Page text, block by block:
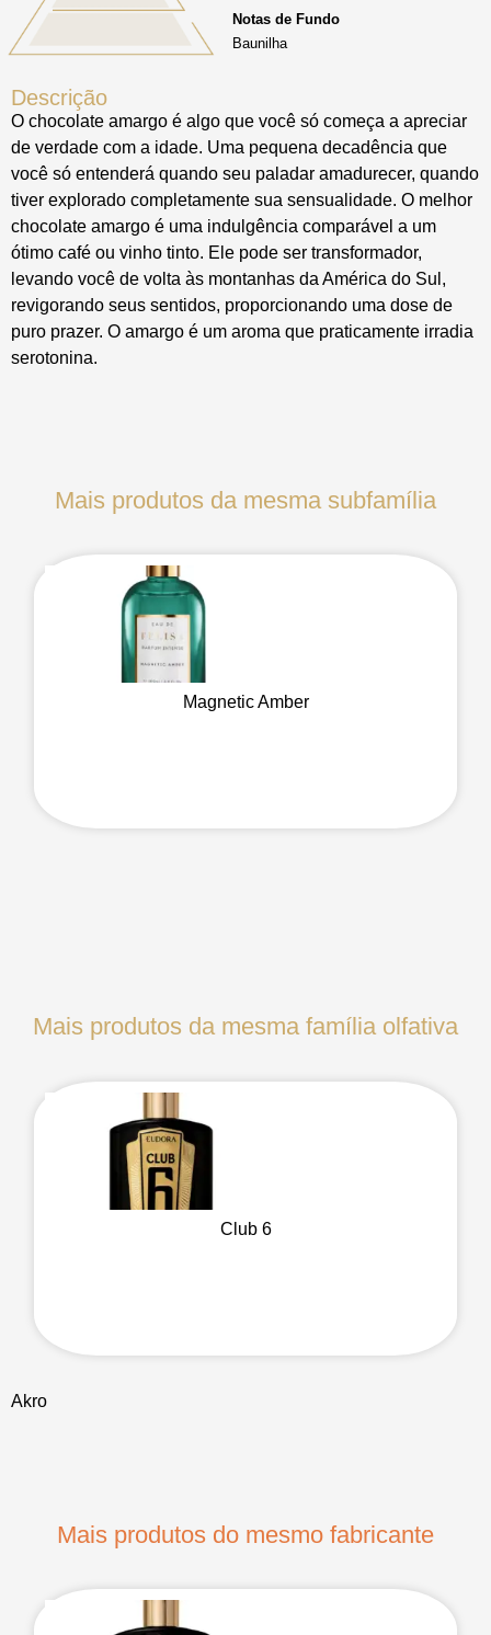
Descrição
O chocolate amargo é algo que você só começa a apreciar
de verdade com a idade. Uma pequena decadência que
você só entenderá quando seu paladar amadurecer, quando
tiver explorado completamente sua sensualidade. O melhor
chocolate amargo é uma indulgência comparável a um
ótimo café ou vinho tinto. Ele pode ser transformador,
levando você de volta às montanhas da América do Sul,
revigorando seus sentidos, proporcionando uma dose de
puro prazer. O amargo é um aroma que praticamente irradia
serotonina.
Notas de Fundo
Baunilha
Mais produtos da mesma subfamília
Magnetic Amber
Mais produtos da mesma família olfativa
Club 6
Akro
Mais produtos do mesmo fabricante